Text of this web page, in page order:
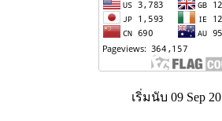
เริ่มนับ 09 Sep 20